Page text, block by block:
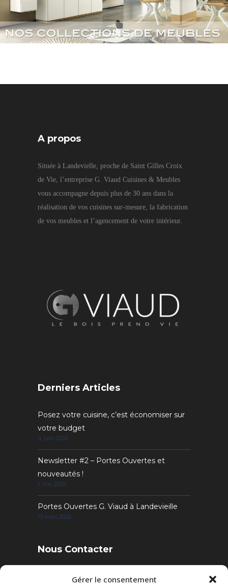
Gérer le consentement
A propos
Située à Landevielle, proche de Saint Gilles Croix
de Vie, l’entreprise G. Viaud Cuisines & Meubles
vous accompagne depuis plus de 30 ans dans la
réalisation de vos cuisines sur-mesure, la fabrication
de vos meubles et l’agencement de votre intérieur.
Derniers Articles
Posez votre cuisine, c’est économiser sur
votre budget
4 juin 2026
Newsletter #2 – Portes Ouvertes et
nouveautés !
7 mai 2026
Portes Ouvertes G. Viaud à Landevieille
13 mars 2026
Nous Contacter
4 Rue des Sables, 85220 Landevieille